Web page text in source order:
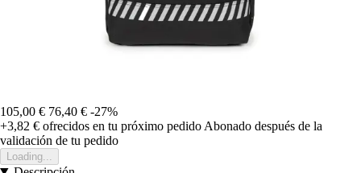
105,00 € 76,40 € -27%
+3,82 € ofrecidos en tu próximo pedido Abonado después de la
validación de tu pedido
Loading...